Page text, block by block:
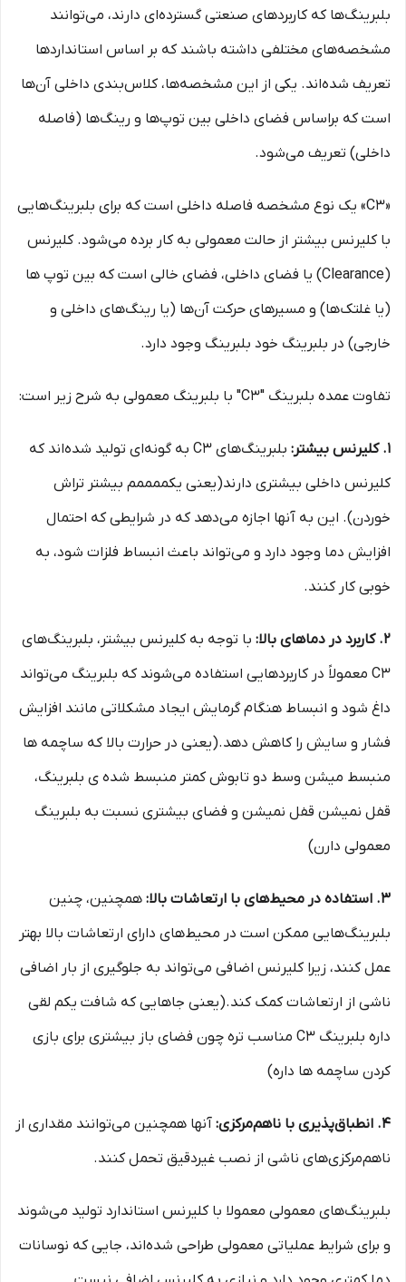
بلبرینگ‌ها که کاربردهای صنعتی گسترده‌ای دارند، می‌توانند
مشخصه‌های مختلفی داشته باشند که بر اساس استانداردها
تعریف شده‌اند. یکی از این مشخصه‌ها، کلاس‌بندی داخلی آن‌ها
است که براساس فضای داخلی بین توپ‌ها و رینگ‌ها (فاصله
داخلی) تعریف می‌شود.
«C3» یک نوع مشخصه فاصله داخلی است که برای بلبرینگ‌هایی
با کلیرنس بیشتر از حالت معمولی به کار برده می‌شود. کلیرنس
(Clearance) یا فضای داخلی، فضای خالی است که بین توپ ها
(یا غلتک‌ها) و مسیرهای حرکت آن‌ها (یا رینگ‌های داخلی و
خارجی) در بلبرینگ خود بلبرینگ وجود دارد.
تفاوت عمده بلبرینگ "C3" با بلبرینگ معمولی به شرح زیر است:
1. کلیرنس بیشتر:
بلبرینگ‌های C3 به گونه‌ای تولید شده‌اند که
کلیرنس داخلی بیشتری دارند(یعنی یکممممم بیشتر تراش
خوردن). این به آنها اجازه می‌دهد که در شرایطی که احتمال
افزایش دما وجود دارد و می‌تواند باعث انبساط فلزات شود، به
خوبی کار کنند.
2. کاربرد در دماهای بالا:
با توجه به کلیرنس بیشتر، بلبرینگ‌های
C3 معمولاً در کاربردهایی استفاده می‌شوند که بلبرینگ می‌تواند
داغ شود و انبساط هنگام گرمایش ایجاد مشکلاتی مانند افزایش
فشار و سایش را کاهش دهد.(یعنی در حرارت بالا که ساچمه ها
منبسط میشن وسط دو تابوش کمتر منبسط شده ی بلبرینگ،
قفل نمیشن قفل نمیشن و فضای بیشتری نسبت به بلبرینگ
معمولی دارن)
3. استفاده در محیط‌های با ارتعاشات بالا:
همچنین، چنین
بلبرینگ‌هایی ممکن است در محیط‌های دارای ارتعاشات بالا بهتر
عمل کنند، زیرا کلیرنس اضافی می‌تواند به جلوگیری از بار اضافی
ناشی از ارتعاشات کمک کند.(یعنی جاهایی که شافت یکم لقی
داره بلبرینگ C3 مناسب تره چون فضای باز بیشتری برای بازی
کردن ساچمه ها داره)
4. انطباق‌پذیری با ناهم‌مرکزی:
آنها همچنین می‌توانند مقداری از
ناهم‌مرکزی‌های ناشی از نصب غیردقیق تحمل کنند.
بلبرینگ‌های معمولی معمولا با کلیرنس استاندارد تولید می‌شوند
و برای شرایط عملیاتی معمولی طراحی شده‌اند، جایی که نوسانات